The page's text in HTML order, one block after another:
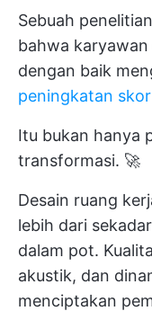
Sebuah
bahwa
dengan baik
peningkatan
Itu bukan hanya
transformasi. 🚀
Desain ruang
lebih dari
dalam pot.
akustik, dan
menciptakan